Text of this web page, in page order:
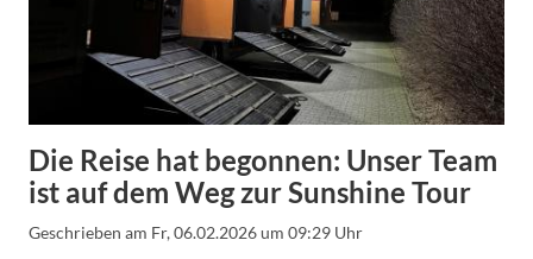
Die Reise hat begonnen: Unser Team
ist auf dem Weg zur Sunshine Tour
Geschrieben am Fr, 06.02.2026 um 09:29 Uhr